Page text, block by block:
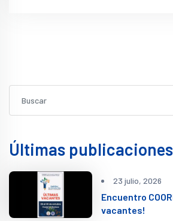
Últimas publicaciones
23 julio, 2026
Encuentro
vacantes!